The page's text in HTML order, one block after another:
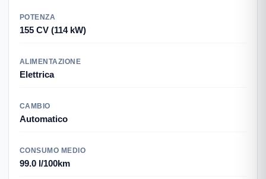
POTENZA
155 CV (114 kW)
ALIMENTAZIONE
Elettrica
CAMBIO
Automatico
CONSUMO MEDIO
99.0 l/100km